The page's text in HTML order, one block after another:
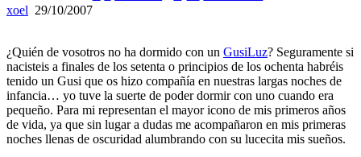
xoel 29/10/2007
¿Quién de vosotros no ha dormido con un GusiLuz? Seguramente si
nacisteis a finales de los setenta o principios de los ochenta habréis
tenido un Gusi que os hizo compañía en nuestras largas noches de
infancia… yo tuve la suerte de poder dormir con uno cuando era
pequeño. Para mi representan el mayor icono de mis primeros años
de vida, ya que sin lugar a dudas me acompañaron en mis primeras
noches llenas de oscuridad alumbrando con su lucecita mis sueños.